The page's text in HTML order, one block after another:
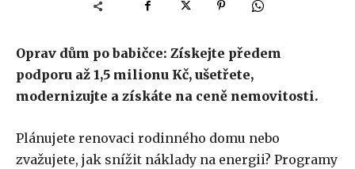
Oprav dům po babičce: Získejte předem
podporu až 1,5 milionu Kč, ušetřete,
modernizujte a získáte na ceně nemovitosti.
Plánujete renovaci rodinného domu nebo
zvažujete, jak snížit náklady na energii? Programy